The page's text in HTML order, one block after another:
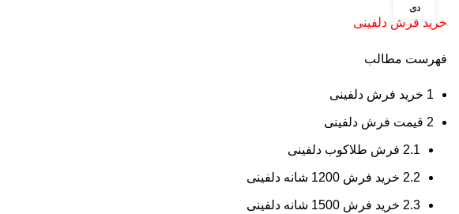
دی
خرید فرش دلفینی
فهرست مطالب
1 خرید فرش دلفینی
2 قیمت فرش دلفینی
2.1 فرش طلاکوب دلفینی
2.2 خرید فرش 1200 شانه دلفینی
2.3 خرید فرش 1500 شانه دلفینی